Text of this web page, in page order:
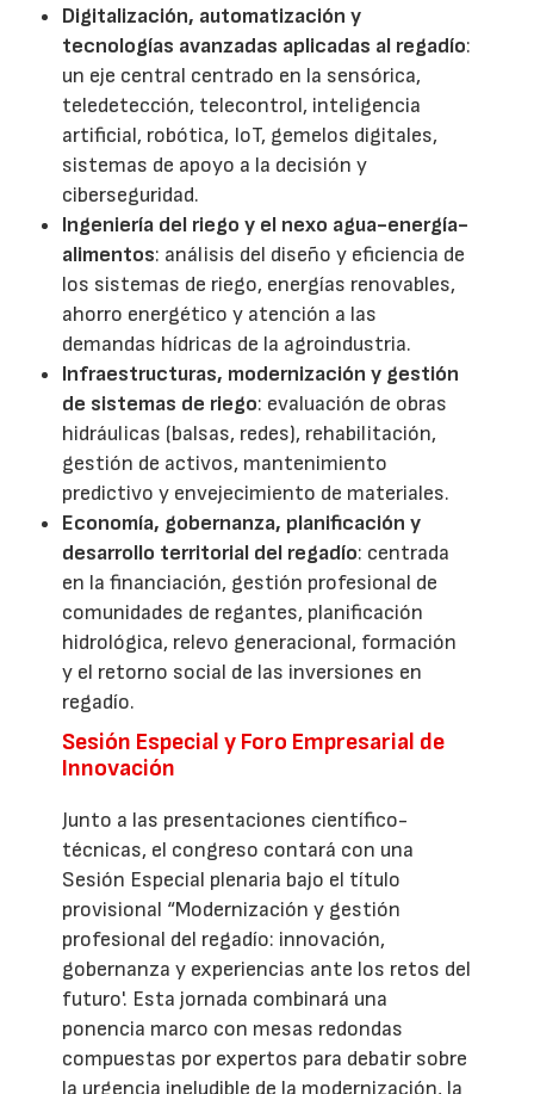
Digitalización, automatización y
tecnologías avanzadas aplicadas al regadío:
un eje central centrado en la sensórica,
teledetección, telecontrol, inteligencia
artificial, robótica, IoT, gemelos digitales,
sistemas de apoyo a la decisión y
ciberseguridad.
Ingeniería del riego y el nexo agua-energía-
alimentos: análisis del diseño y eficiencia de
los sistemas de riego, energías renovables,
ahorro energético y atención a las
demandas hídricas de la agroindustria.
Infraestructuras, modernización y gestión
de sistemas de riego: evaluación de obras
hidráulicas (balsas, redes), rehabilitación,
gestión de activos, mantenimiento
predictivo y envejecimiento de materiales.
Economía, gobernanza, planificación y
desarrollo territorial del regadío: centrada
en la financiación, gestión profesional de
comunidades de regantes, planificación
hidrológica, relevo generacional, formación
y el retorno social de las inversiones en
regadío.
Sesión Especial y Foro Empresarial de
Innovación
Junto a las presentaciones científico-
técnicas, el congreso contará con una
Sesión Especial plenaria bajo el título
provisional “Modernización y gestión
profesional del regadío: innovación,
gobernanza y experiencias ante los retos del
futuro'. Esta jornada combinará una
ponencia marco con mesas redondas
compuestas por expertos para debatir sobre
la urgencia ineludible de la modernización, la